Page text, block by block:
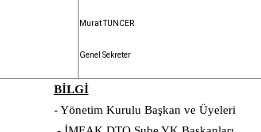
Murat TUNCER
Genel Sekreter
BİLGİ
- Yönetim Kurulu Başkan ve Üyeleri